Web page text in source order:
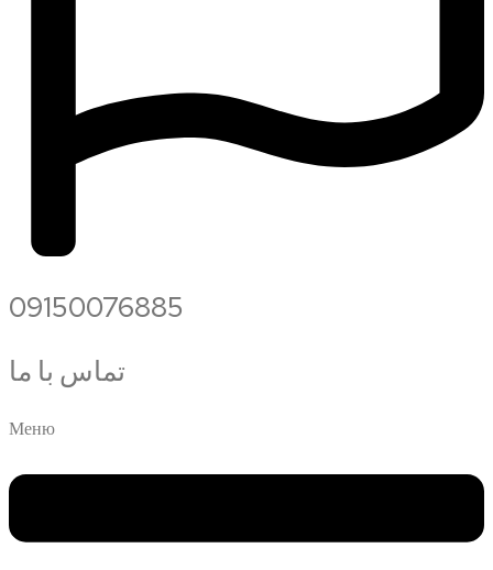
09150076885
تماس با ما
Меню